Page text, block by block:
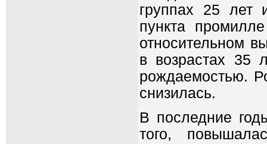
группах 25 лет
пункта
относительном
в возрастах 35
рождаемостью.
снизилась.
В последние
того,